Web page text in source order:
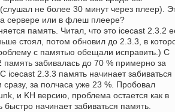
не более 30 минут через плеер).
сервере или в флеш плеере?
память. Читал, что это icecast 2.3.2
стоял, потом обновил до 2.3.3, в
с памятью обещали исправить.) С
память забивалась до 70 % примерно за
icecast 2.3.3 память начинает забиваться
сразу, за полчаса уже 23 %. Пробовал
и KH версию, проблема остается как в
начинает забиваться память.